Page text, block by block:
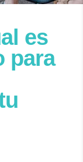
es
para